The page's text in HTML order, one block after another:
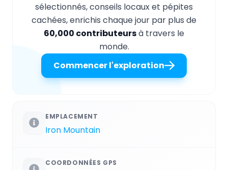
sélectionnés, conseils locaux et pépites
cachées, enrichis chaque jour par plus de
60,000 contributeursà travers le
monde.
Commencer l'exploration
EMPLACEMENT
Iron Mountain
COORDONNÉES GPS